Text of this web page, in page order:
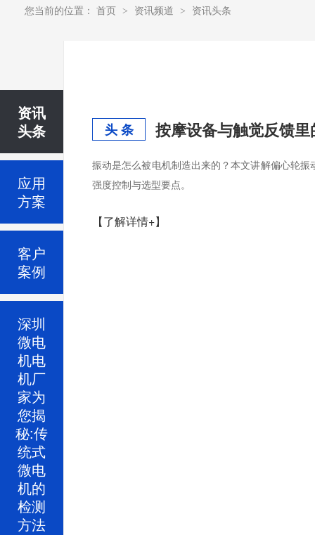
您当前的位置： 首页 > 资讯频道 > 资讯头条
头 条 按摩设备与触觉反馈
振动是怎么被电机制造出来的？本文讲解偏心轮
强度控制与选型要点。
【了解详情+】
资讯
头条
应用
方案
客户
案例
深圳
微电
机电
机厂
家为
您揭
秘:传
统式
微电
机的
检测
方法